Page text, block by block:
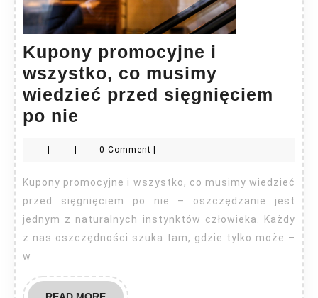
Kupony promocyjne i
wszystko, co musimy
wiedzieć przed sięgnięciem
po nie
wszystko,
co
musimy
wiedzieć
sięgnięciem
| | 0 Comment |
Kupony promocyjne i wszystko, co musimy wiedzieć
przed sięgnięciem po nie – oszczędzanie jest
jednym z naturalnych instynktów człowieka. Każdy
z nas oszczędności szuka tam, gdzie tylko może –
w
READ